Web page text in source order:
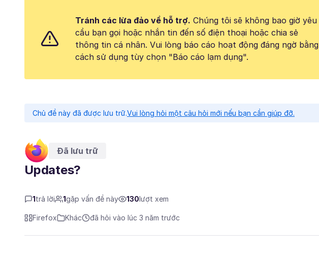
Tránh các lừa đảo về hỗ trợ. Chúng tôi sẽ không bao giờ yêu
cầu bạn gọi hoặc nhắn tin đến số điện thoại hoặc chia sẻ
thông tin cá nhân. Vui lòng báo cáo hoạt động đáng ngờ bằng
cách sử dụng tùy chọn "Báo cáo lạm dụng".
Chủ đề này đã được lưu trữ.Vui lòng hỏi một câu hỏi mới nếu bạn cần giúp đỡ.
Đã lưu trữ
Updates?
1 trả lời 1gặp vấn đề này 130 lượt xem
Firefox Khác đã hỏi vào lúc 3 năm trước